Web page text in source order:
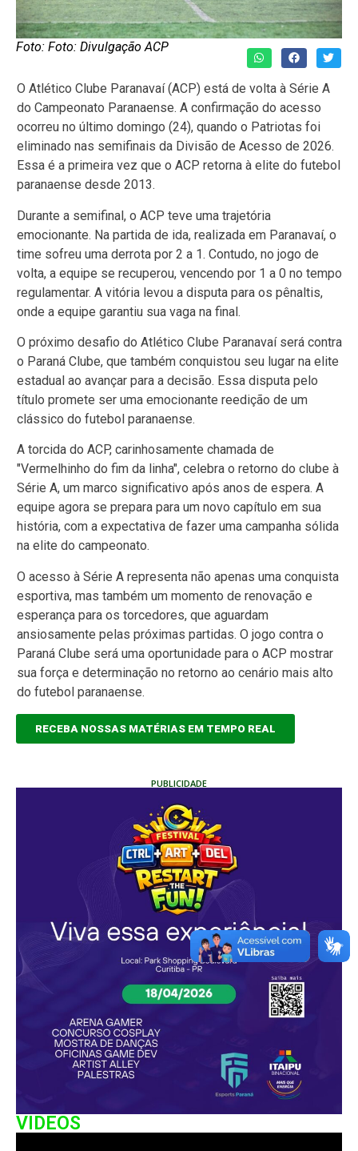
Foto: Foto: Divulgação ACP
O Atlético Clube Paranavaí (ACP) está de volta à Série A
do Campeonato Paranaense. A confirmação do acesso
ocorreu no último domingo (24), quando o Patriotas foi
eliminado nas semifinais da Divisão de Acesso de 2026.
Essa é a primeira vez que o ACP retorna à elite do futebol
paranaense desde 2013.
Durante a semifinal, o ACP teve uma trajetória
emocionante. Na partida de ida, realizada em Paranavaí, o
time sofreu uma derrota por 2 a 1. Contudo, no jogo de
volta, a equipe se recuperou, vencendo por 1 a 0 no tempo
regulamentar. A vitória levou a disputa para os pênaltis,
onde a equipe garantiu sua vaga na final.
O próximo desafio do Atlético Clube Paranavaí será contra
o Paraná Clube, que também conquistou seu lugar na elite
estadual ao avançar para a decisão. Essa disputa pelo
título promete ser uma emocionante reedição de um
clássico do futebol paranaense.
A torcida do ACP, carinhosamente chamada de
"Vermelhinho do fim da linha", celebra o retorno do clube à
Série A, um marco significativo após anos de espera. A
equipe agora se prepara para um novo capítulo em sua
história, com a expectativa de fazer uma campanha sólida
na elite do campeonato.
O acesso à Série A representa não apenas uma conquista
esportiva, mas também um momento de renovação e
esperança para os torcedores, que aguardam
ansiosamente pelas próximas partidas. O jogo contra o
Paraná Clube será uma oportunidade para o ACP mostrar
sua força e determinação no retorno ao cenário mais alto
do futebol paranaense.
RECEBA NOSSAS MATÉRIAS EM TEMPO REAL
PUBLICIDADE
VIDEOS